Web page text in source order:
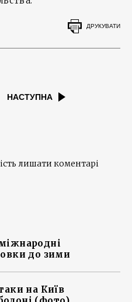
ДРУКУВАТИ
НАСТУПНА
лишати коментарі
до зими
на Київ